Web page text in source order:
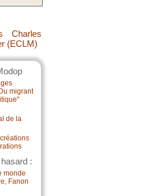
Charles
(ECLM)
migrant
de la
:
monde
Fanon